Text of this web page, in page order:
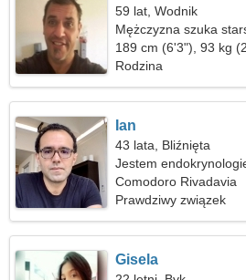
59 lat, Wodnik
Mężczyzna szuka
189 cm (6'3"), 93 kg
Rodzina
Ian
43 lata, Bliźnięta
Jestem
kobiety
Comodoro Rivadavia
Prawdziwy związek
Gisela